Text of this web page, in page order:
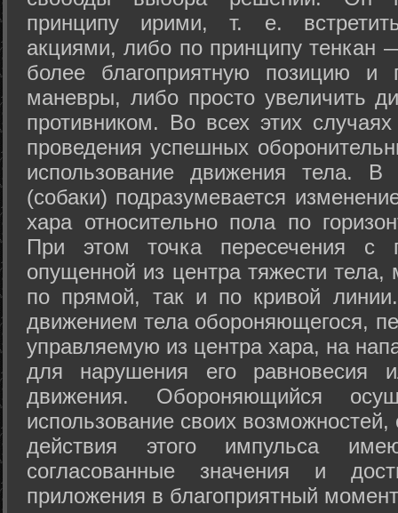
принципу ирими, т. е.
акциями, либо по принципу тенкан
более благоприятную позицию и
маневры, либо просто увеличить
противником. Во всех этих
проведения успешных
использование движения тела.
(собаки) подразумевается
хара относительно пола по
При этом точка пересечения с
опущенной из центра тяжести
по прямой, так и по кривой
движением тела обороняющегося,
управляемую из центра хара, на
для нарушения его равновесия
движения. Обороняющийся
использование своих
действия этого импульса
согласованные значения и
приложения в благоприятный